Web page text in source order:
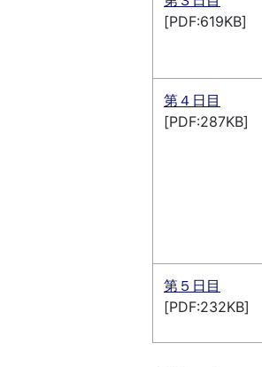
[PDF:619KB]
第４日目
[PDF:287KB]
第５日目
[PDF:232KB]